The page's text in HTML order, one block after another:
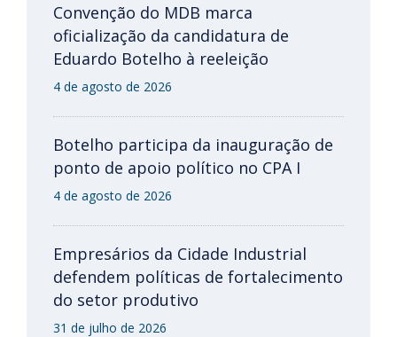
Convenção do MDB marca
oficialização da candidatura de
Eduardo Botelho à reeleição
4 de agosto de 2026
Botelho participa da inauguração de
ponto de apoio político no CPA I
4 de agosto de 2026
Empresários da Cidade Industrial
defendem políticas de fortalecimento
do setor produtivo
31 de julho de 2026